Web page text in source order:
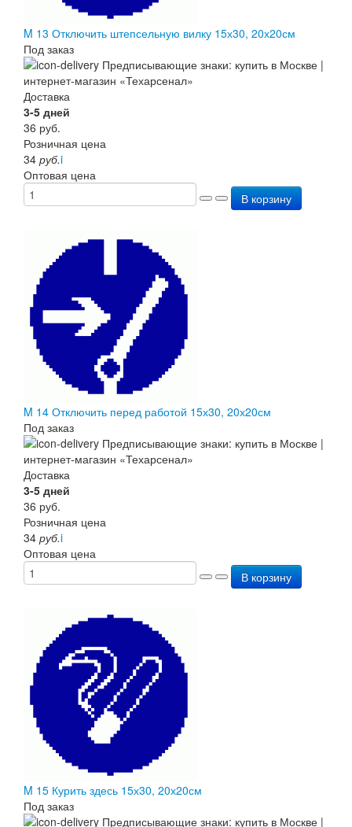
M 13 Отключить штепсельную вилку 15х30, 20х20см
Под заказ
Доставка
3-5 дней
36 руб.
Розничная цена
34 руб.i
Оптовая цена
В корзину
M 14 Отключить перед работой 15х30, 20х20см
Под заказ
Доставка
3-5 дней
36 руб.
Розничная цена
34 руб.i
Оптовая цена
В корзину
M 15 Курить здесь 15х30, 20х20см
Под заказ